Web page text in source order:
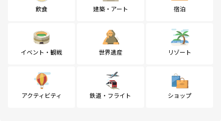
飲食 建築・アート 宿泊
イベント・観戦 世界遺産 リゾート
アクティビティ 鉄道・フライト ショップ